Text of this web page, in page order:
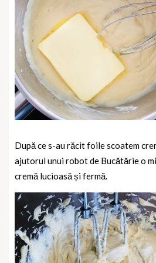
După ce s-au răcit foile scoatem
ajutorul unui robot de Bucătărie o
cremă lucioasă și fermă.